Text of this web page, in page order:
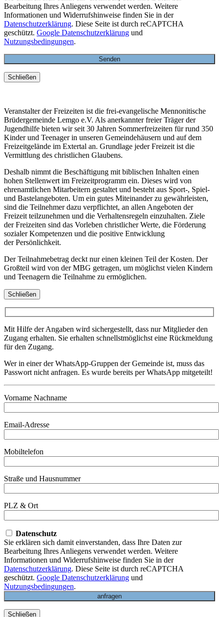
Bearbeitung Ihres Anliegens verwendet werden. Weitere
Informationen und Widerrufshinweise finden Sie in der
Datenschutzerklärung. Diese Seite ist durch reCAPTCHA
geschützt. Google Datenschutzerklärung und
Nutzungsbedingungen.
Schließen
Veranstalter der Freizeiten ist die frei-evangelische Mennonitische
Brüdergemeinde Lemgo e.V. Als anerkannter freier Träger der
Jugendhilfe bieten wir seit 30 Jahren Sommerfreizeiten für rund 350
Kinder und Teenager in unseren Gemeindehäusern und auf dem
Freizeitgelände im Extertal an. Grundlage jeder Freizeit ist die
Vermittlung des christlichen Glaubens.
Deshalb nimmt die Beschäftigung mit biblischen Inhalten einen
hohen Stellenwert im Freizeitprogramm ein. Dieses wird von
ehrenamtlichen Mitarbeitern gestaltet und besteht aus Sport-, Spiel-
und Bastelangeboten. Um ein gutes Miteinander zu gewährleisten,
sind die Teilnehmer dazu verpflichtet, an allen Angeboten der
Freizeit teilzunehmen und die Verhaltensregeln einzuhalten. Ziele
der Freizeiten sind das Vorleben christlicher Werte, die Förderung
sozialer Kompetenzen und die positive Entwicklung
der Persönlichkeit.
Der Teilnahmebetrag deckt nur einen kleinen Teil der Kosten. Der
Großteil wird von der MBG getragen, um möglichst vielen Kindern
und Teenagern die Teilnahme zu ermöglichen.
Schließen
Mit Hilfe der Angaben wird sichergestellt, dass nur Mitglieder den
Zugang erhalten. Sie erhalten schnellstmöglichst eine Rückmeldung
für den Zugang.
Wer in einer der WhatsApp-Gruppen der Gemeinde ist, muss das
Passwort nicht anfragen. Es wurde bereits per WhatsApp mitgeteilt!
Vorname Nachname
Email-Adresse
Mobiltelefon
Straße und Hausnummer
PLZ & Ort
Datenschutz
Sie erklären sich damit einverstanden, dass Ihre Daten zur
Bearbeitung Ihres Anliegens verwendet werden. Weitere
Informationen und Widerrufshinweise finden Sie in der
Datenschutzerklärung. Diese Seite ist durch reCAPTCHA
geschützt. Google Datenschutzerklärung und
Nutzungsbedingungen.
Schließen